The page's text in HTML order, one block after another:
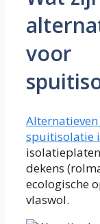
voor
spuitisolatie
dekens
ecologische
vlaswol.